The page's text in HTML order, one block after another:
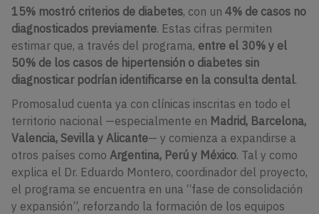
15% mostró criterios de diabetes, con un 4% de casos no
diagnosticados previamente. Estas cifras permiten
estimar que, a través del programa, entre el 30% y el
50% de los casos de hipertensión o diabetes sin
diagnosticar podrían identificarse en la consulta dental.
Promosalud cuenta ya con clínicas inscritas en todo el
territorio nacional —especialmente en Madrid, Barcelona,
Valencia, Sevilla y Alicante— y comienza a expandirse a
otros países como Argentina, Perú y México. Tal y como
explica el Dr. Eduardo Montero, coordinador del proyecto,
el programa se encuentra en una “fase de consolidación
y expansión”, reforzando la formación de los equipos